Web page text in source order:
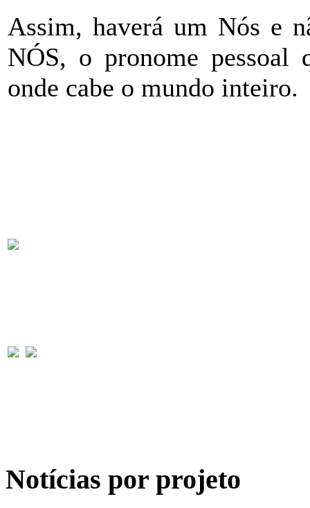
Assim, haverá um Nós e
NÓS, o pronome pessoal
onde cabe o mundo inteiro.
Notícias por projeto